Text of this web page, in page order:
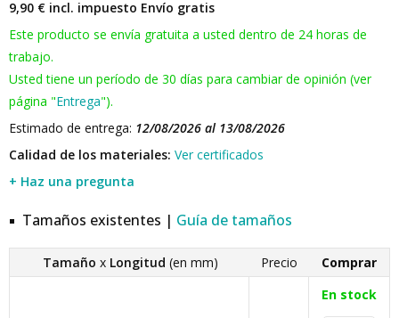
9,90 € incl. impuesto Envío gratis
Este producto se envía gratuita a usted dentro de 24 horas de
trabajo.
Usted tiene un período de 30 días para cambiar de opinión (ver
página "Entrega").
Estimado de entrega: 12/08/2026 al 13/08/2026
Calidad de los materiales: Ver certificados
+ Haz una pregunta
Tamaños existentes | Guía de tamaños
Tamaño x Longitud (en mm) Precio Comprar
En stock